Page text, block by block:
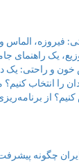
فیروزه، الماس
یک راهنمای
و راحتی: یک
را انتخاب
از
چگونه